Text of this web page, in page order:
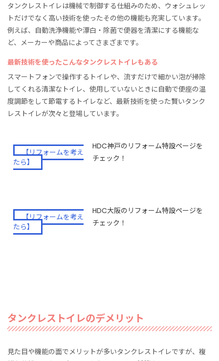
タンクレストイレは機械で制御する仕組みのため、ウォシュレッ
トだけでなく高い技術を使ったその他の機能も充実しています。
例えば、自動洗浄機能や漂白・除菌で便器を清潔にする機能な
ど、メーカーや商品によってさまざまです。
最新技術を使ったこんなタンクレストイレもある
スマートフォンで操作するトイレや、流すだけで細かい泡が掃除
してくれる清潔なトイレ、使用していないときに自動で便座の温
度調節をして節電するトイレなど、最新技術を使った賢いタンク
レストイレが次々と登場しています。
【リフォームを考え
たら】
HDC神戸のリフォーム特設ページを
チェック！
【リフォームを考え
たら】
HDC大阪のリフォーム特設ページを
チェック！
タンクレストイレのデメリット
見た目や機能の面でメリットが多いタンクレストイレですが、複